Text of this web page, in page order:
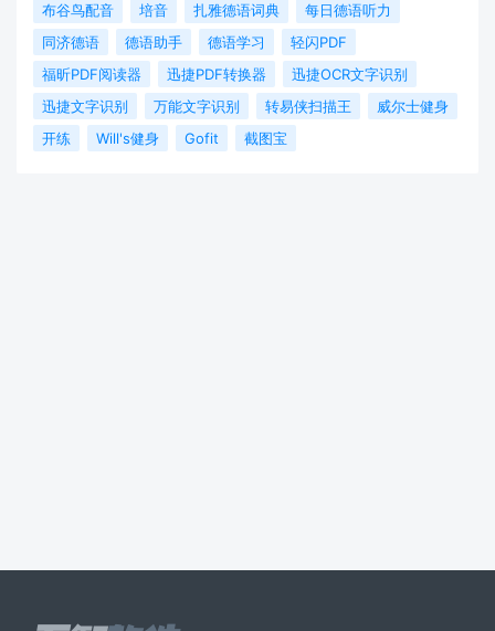
布谷鸟配音
培音 扎雅德语词典
每日德语听力
同济德语
德语助手 德语学习
轻闪PDF
福昕PDF阅读器
迅捷PDF转换器
迅捷OCR文字识别
迅捷文字识别
万能文字识别 转易侠扫描王
威尔士健身
开练
Will's健身 Gofit 截图宝